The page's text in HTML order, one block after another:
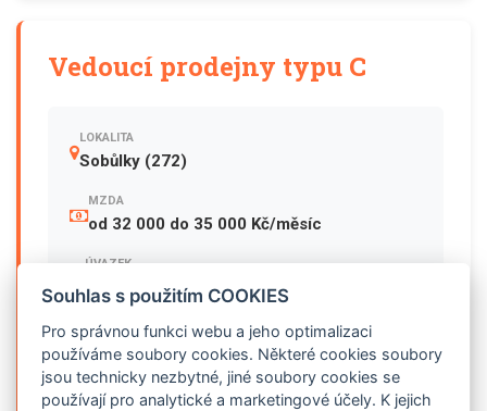
Vedoucí prodejny typu C
LOKALITA
Sobůlky (272)
MZDA
od 32 000 do 35 000 Kč/měsíc
ÚVAZEK
40 hodin / týdně
MOŽNÝ NÁSTUP
dle domluvy
Souhlas s použitím COOKIES
Pro správnou funkci webu a jeho optimalizaci
používáme soubory cookies. Některé cookies soubory
jsou technicky nezbytné, jiné soubory cookies se
používají pro analytické a marketingové účely. K jejich